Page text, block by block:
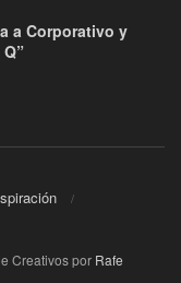
a Corporativo y
Creativos por Rafe